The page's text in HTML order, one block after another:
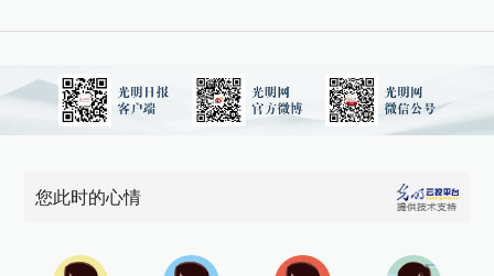
您此时的心情